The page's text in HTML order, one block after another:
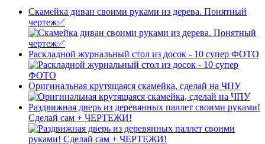
Скамейка диван своими руками из дерева. Понятный
чертеж✅
Раскладной журнальный стол из досок - 10 супер ФОТО
Оригинальная крутящаяся скамейка, сделай на ЧПУ
Раздвижная дверь из деревянных паллет своими руками!
Сделай сам + ЧЕРТЕЖИ!